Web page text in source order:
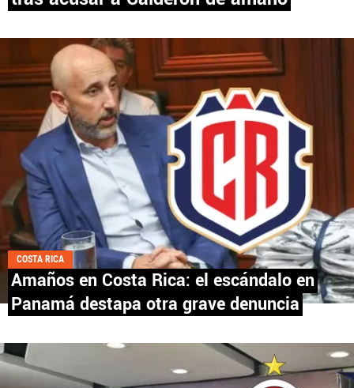
PANAMÁ
NICARAGUA
CONCACAF
FÚTBOL INTERNACIONAL
QUIENES SOMOS | STAFF | CONTACTO
Términos y Condiciones
Políticas de Privacidad
Fútbol Centroamérica, al igual que Futbol Sites, es
COSTA RICA
Amaños en Costa Rica: el escándalo en
Panamá destapa otra grave denuncia